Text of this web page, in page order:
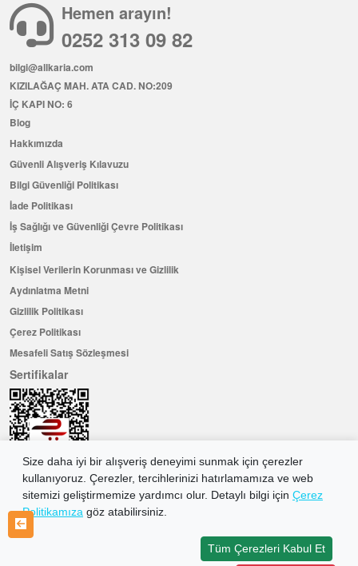
Size daha iyi bir alışveriş deneyimi sunmak için çerezler
kullanıyoruz. Çerezler, tercihlerinizi hatırlamamıza ve web
sitemizi geliştirmemize yardımcı olur. Detaylı bilgi için Çerez
Politikamıza göz atabilirsiniz.
Tüm Çerezleri Kabul Et
Hemen arayın!
0252 313 09 82
bilgi@allkaria.com
KIZILAĞAÇ MAH. ATA CAD. NO:209
İÇ KAPI NO: 6
Blog
Hakkımızda
Güvenli Alışveriş Kılavuzu
Bilgi Güvenliği Politikası
İade Politikası
İş Sağlığı ve Güvenliği Çevre Politikası
İletişim
Kişisel Verilerin Korunması ve Gizlilik
Aydınlatma Metni
Gizlilik Politikası
Çerez Politikası
Mesafeli Satış Sözleşmesi
Sertifikalar
Hemen Üye Olun ...ve 100 ₺ değerinde indirim kuponu kazanın